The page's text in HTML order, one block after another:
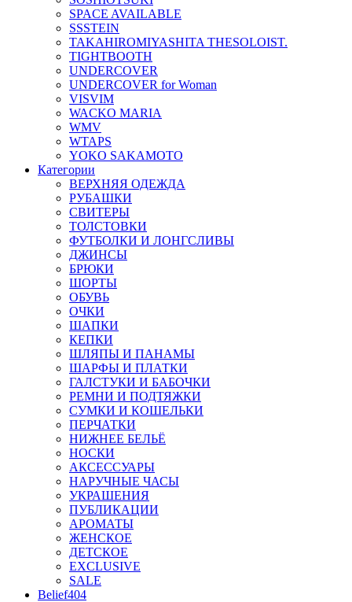
SPACE AVAILABLE
SSSTEIN
TAKAHIROMIYASHITA THESOLOIST.
TIGHTBOOTH
UNDERCOVER
UNDERCOVER for Woman
VISVIM
WACKO MARIA
WMV
WTAPS
YOKO SAKAMOTO
Категории
ВЕРХНЯЯ ОДЕЖДА
РУБАШКИ
СВИТЕРЫ
ТОЛСТОВКИ
ФУТБОЛКИ И ЛОНГСЛИВЫ
ДЖИНСЫ
БРЮКИ
ШОРТЫ
ОБУВЬ
ОЧКИ
ШАПКИ
КЕПКИ
ШЛЯПЫ И ПАНАМЫ
ШАРФЫ И ПЛАТКИ
ГАЛСТУКИ И БАБОЧКИ
РЕМНИ И ПОДТЯЖКИ
СУМКИ И КОШЕЛЬКИ
ПЕРЧАТКИ
НИЖНЕЕ БЕЛЬЁ
НОСКИ
АКСЕССУАРЫ
НАРУЧНЫЕ ЧАСЫ
УКРАШЕНИЯ
ПУБЛИКАЦИИ
АРОМАТЫ
ЖЕНСКОЕ
ДЕТСКОЕ
EXCLUSIVE
SALE
Belief404